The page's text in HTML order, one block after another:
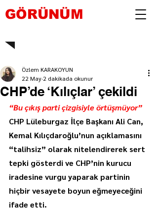
GÖRÜNÜM
CHP’de ‘Kılıçlar’ çekildi
Özlem KARAKOYUN
22 May 2 dakikada okunur
“Bu çıkış parti çizgisiyle örtüşmüyor”
CHP Lüleburgaz İlçe Başkanı Ali Can,
Kemal Kılıçdaroğlu’nun açıklamasını
“talihsiz” olarak nitelendirerek sert
tepki gösterdi ve CHP’nin kurucu
iradesine vurgu yaparak partinin
hiçbir vesayete boyun eğmeyeceğini
ifade etti.